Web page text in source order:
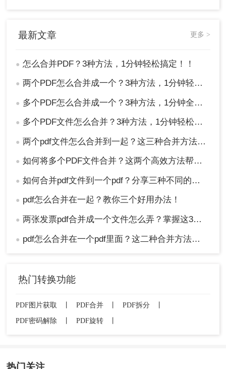
最新文章 更多 >
● 怎么合并PDF？3种方法，1分钟轻松搞定！！
● 两个PDF怎么合并成一个？3种方法，1分钟轻松搞定！
● 多个PDF怎么合并成一个？3种方法，1分钟全搞定！！
● 多个PDF文件怎么合并？3种方法，1分钟轻松搞定！!
● 两个pdf文件怎么合并到一起？这三种合并方法超实用！
● 如何将多个PDF文件合并？这两个高效方法帮你解决！
● 如何合并pdf文件到一个pdf？分享三种不同的方法来帮助您轻松合并！
● pdf怎么合并在一起？教你三个好用办法！
● 两张发票pdf合并成一个文件怎么弄？掌握这3种方法轻松合并！
● pdf怎么合并在一个pdf里面？这二种合并方法了解下！
热门转换功能
PDF图片获取 PDF合并 PDF拆分
PDF密码解除
PDF旋转
热门关注